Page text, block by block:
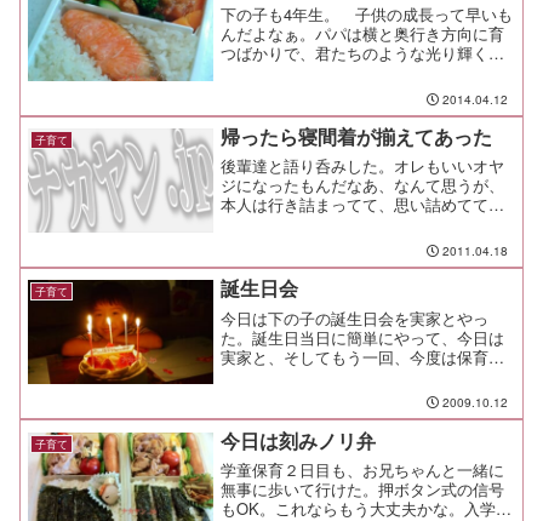
下の子も4年生。 子供の成長って早いも
んだよなぁ。パパは横と奥行き方向に育
つばかりで、君たちのような光り輝く竜
い。今までのサッカーは午前中だけだっ
たが、これからは午後も練習がある。平
日は塾弁、土日はサッカ...
2014.04.12
子育て 帰ったら寝間着が揃えてあった
後輩達と語り呑みした。オレもいいオヤ
ジになったもんだなあ、なんて思うが、
本人は行き詰まってて、思い詰めてて、
もそも越えられない壁でも何でもないん
だが、誰もが目一杯に頑張っている今、
なかなか語り合う時間も取...
2011.04.18
子育て 誕生日会
今日は下の子の誕生日会を実家とやっ
た。誕生日当日に簡単にやって、今日は
実家と、そしてもう一回、今度は保育園
る。 都合３回も楽しめるなんて羨まし
い（笑実家が到着したら、渋滞を横目に
自転車でグランベリーモールへ...
2009.10.12
子育て 今日は刻みノリ弁
学童保育２日目も、お兄ちゃんと一緒に
無事に歩いて行けた。押ボタン式の信号
もOK。これならもう大丈夫かな。入学式